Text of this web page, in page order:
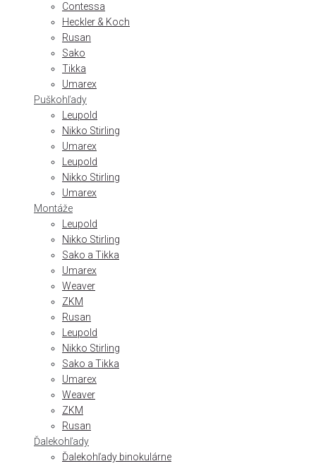
Contessa
Heckler & Koch
Rusan
Sako
Tikka
Umarex
Puškohľady
Leupold
Nikko Stirling
Umarex
Leupold
Nikko Stirling
Umarex
Montáže
Leupold
Nikko Stirling
Sako a Tikka
Umarex
Weaver
ZKM
Rusan
Leupold
Nikko Stirling
Sako a Tikka
Umarex
Weaver
ZKM
Rusan
Ďalekohľady
Ďalekohľady binokulárne